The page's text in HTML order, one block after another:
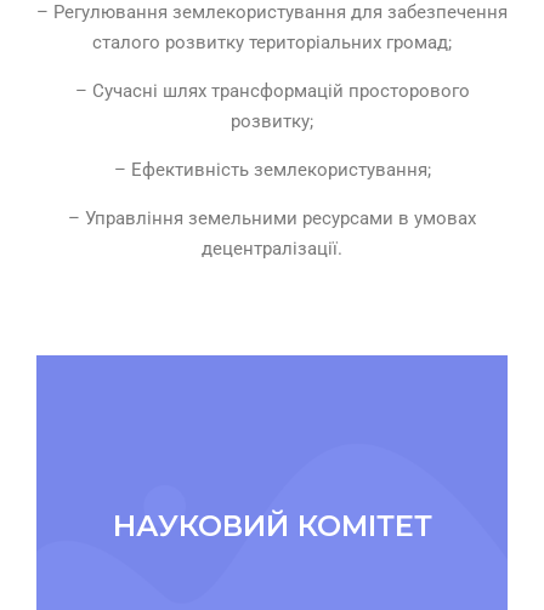
– Регулювання землекористування для забезпечення
сталого розвитку територіальних громад;
– Сучасні шлях трансформацій просторового
розвитку;
– Ефективність землекористування;
– Управління земельними ресурсами в умовах
децентралізації.
НАУКОВИЙ КОМІТЕТ